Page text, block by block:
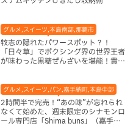
牧志の隠れたパワースポット？！
「日々草」でボクシング界の世界王者
が味わった黒糖ぜんざいを堪能！貴重
グルメ,スイーツ,本島南部,那覇市
2時間半で完売！“あの味”が忘れられ
なくて始めた、週末限定のシナモンロ
ール専門店「Shima buns」（嘉手納
グルメ,スイーツ,パン,嘉手納町,本島中部